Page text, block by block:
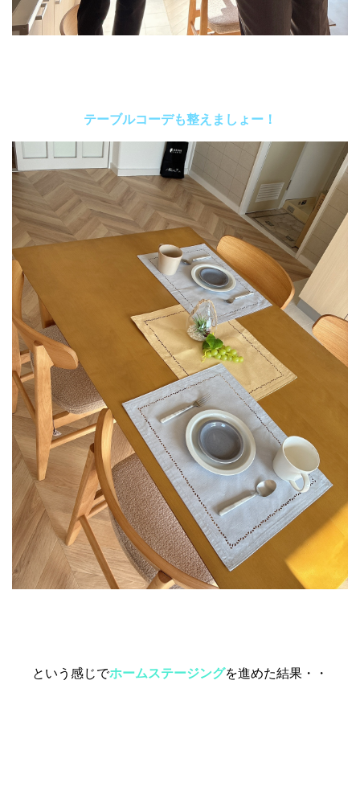
テーブルコーデも整えましょー！
という感じでホームステージングを進めた結果・・